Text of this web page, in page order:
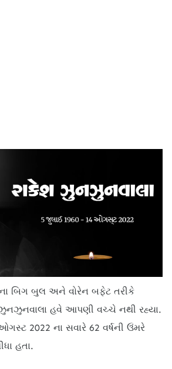
ના બિગ બુલ અને વોરેન બફેટ તરીકે
હવે આપણી વચ્ચે નથી રહ્યા.
2022 ના સવારે 62 વર્ષની ઉંમરે
હતા.